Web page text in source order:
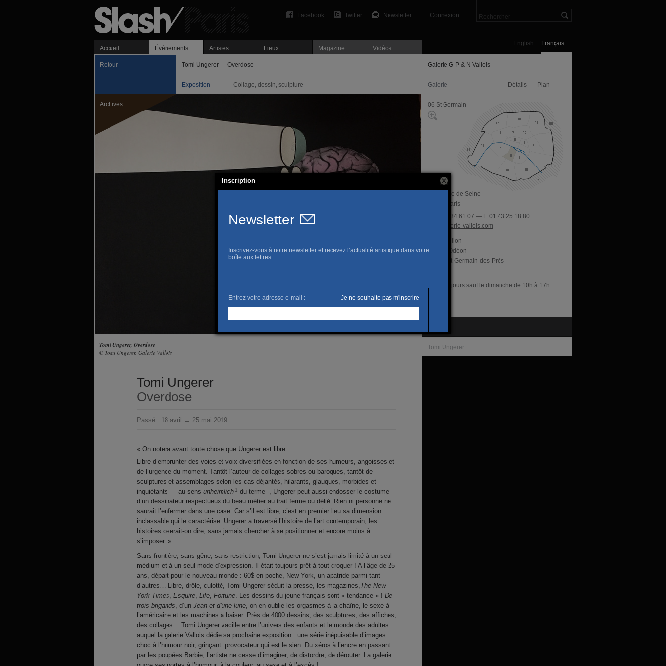
Connexion
Newsletter
Twitter
Facebook
Français
English
Accueil Événements Artistes Lieux Magazine Vidéos
Retour Tomi Ungerer — Overdose
Exposition Collage, dessin, sculpture
Archives
Tomi Ungerer, Overdose
© Tomi Ungerer, Galerie Vallois
Tomi Ungerer
Overdose
Passé : 18 avril → 25 mai 2019
« On notera avant toute chose que Ungerer est libre.
Libre d’emprunter des voies et voix diversifiées en fonction de ses humeurs, angoisses et
de l’urgence du moment. Tantôt l’auteur de collages sobres ou baroques, tantôt de
sculptures et assemblages selon les cas déjantés, hilarants, glauques, morbides et
inquiétants — au sens unheimlich 1 du terme -, Ungerer peut aussi endosser le costume
d’un dessinateur respectueux du beau métier au trait ferme ou délié. Rien ni personne ne
saurait l’enfermer dans une case. Car s’il est libre, c’est en premier lieu sa dimension
inclassable qui le caractérise. Ungerer a traversé l’histoire de l’art contemporain, les
histoires oserait-on dire, sans jamais chercher à se positionner et encore moins à
s’imposer. »
Sans frontière, sans gêne, sans restriction, Tomi Ungerer ne s’est jamais limité à un seul
médium et à un seul mode d’expression. Il était toujours prêt à tout croquer ! A l’âge de 25
ans, départ pour le nouveau monde : 60$ en poche, New York, un apatride parmi tant
d’autres… Libre, drôle, culotté, Tomi Ungerer séduit la presse, les magazines,The New
York Times, Esquire, Life, Fortune. Les dessins du jeune français sont « tendance » ! De
trois brigands, d’un Jean et d’une lune, on en oublie les orgasmes à la chaîne, le sexe à
l’américaine et les machines à baiser. Près de 4000 dessins, des sculptures, des affiches,
des collages… Tomi Ungerer vacille entre l’univers des enfants et le monde des adultes
auquel la galerie Vallois dédie sa prochaine exposition : une série inépuisable d’images
choc à l’humour noir, grinçant, provocateur qui est le sien. Du xéros à l’encre en passant
par les poupées Barbie, l’artiste ne cesse d’imaginer, de distordre, de dérouter. La galerie
Galerie G-P & N Vallois
Galerie Détails Plan
06 St Germain
33/36, rue de Seine
75006 Paris
T. 01 46 34 61 07 — F. 01 43 25 18 80
www.galerie-vallois.com
Mabillon
Odéon
Saint-Germain-des-Prés
Tous les jours sauf le dimanche de 10h à 17h
L’artiste
Tomi Ungerer
Inscription